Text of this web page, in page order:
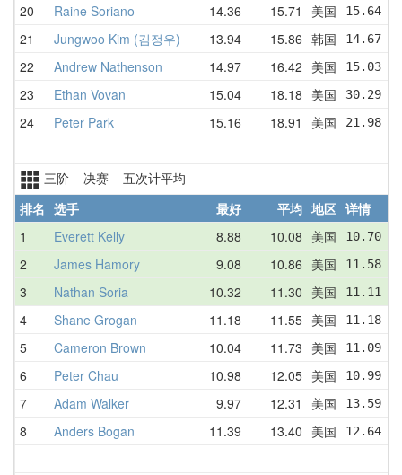
20 Raine Soriano 14.36 15.71 美国 15.64
21 Jungwoo Kim (김정우) 13.94 15.86 韩国 14.67
22 Andrew Nathenson 14.97 16.42 美国 15.03
23 Ethan Vovan 15.04 18.18 美国 30.29
24 Peter Park 15.16 18.91 美国 21.98
三阶 决赛 五次计平均
排名 选手 最好 平均 地区 详情
1
Everett Kelly 8.88 10.08 美国 10.70
2 James Hamory 9.08 10.86 美国 11.58
3 Nathan Soria 10.32 11.30 美国 11.11
4 Shane Grogan 11.18 11.55 美国 11.18
5 Cameron Brown 10.04 11.73 美国 11.09
6 Peter Chau 10.98 12.05 美国 10.99
7 Adam Walker 9.97 12.31 美国 13.59
8 Anders Bogan 11.39 13.40 美国 12.64